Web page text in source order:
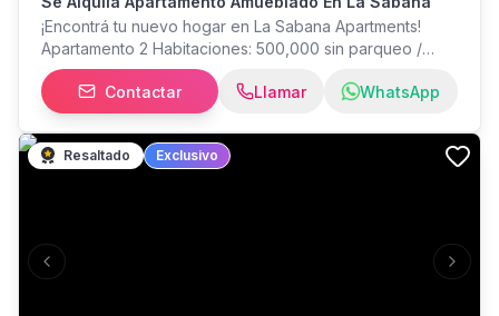
¡Encontrá tu nuevo hogar en La Sabana Apartments!
Apartamento 2 Habitaciones: 500,000 sin parqueo /
550,000 con parqueo Área habitable: 51 m²
Apartamentos pet-friendly con áreas comunes
bellísimas. Incluye piscina, sauna y terrazas. *Contrato
mínimo: 1 año **Servicios públicos son responsabilidad
del inquilino.
Contactar Llamar WhatsApp
Previous slide Next
Resaltado Exclusivo